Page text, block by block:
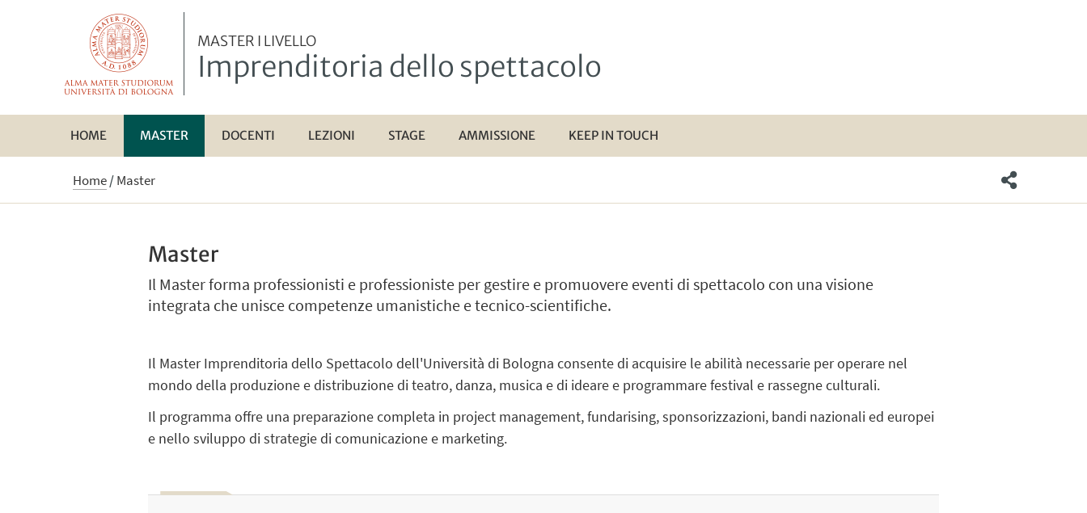
MASTER I LIVELLO
Imprenditoria dello spettacolo
HOME MASTER DOCENTI LEZIONI STAGE AMMISSIONE KEEP IN TOUCH
Home/Master
Master
Il Master forma professionisti e professioniste per gestire e promuovere eventi di spettacolo con una visione
integrata che unisce competenze umanistiche e tecnico-scientifiche.
Il Master Imprenditoria dello Spettacolo dell'Università di Bologna consente di acquisire le abilità necessarie per operare nel
mondo della produzione e distribuzione di teatro, danza, musica e di ideare e programmare festival e rassegne culturali.
Il programma offre una preparazione completa in project management, fundarising, sponsorizzazioni, bandi nazionali ed europei
e nello sviluppo di strategie di comunicazione e marketing.